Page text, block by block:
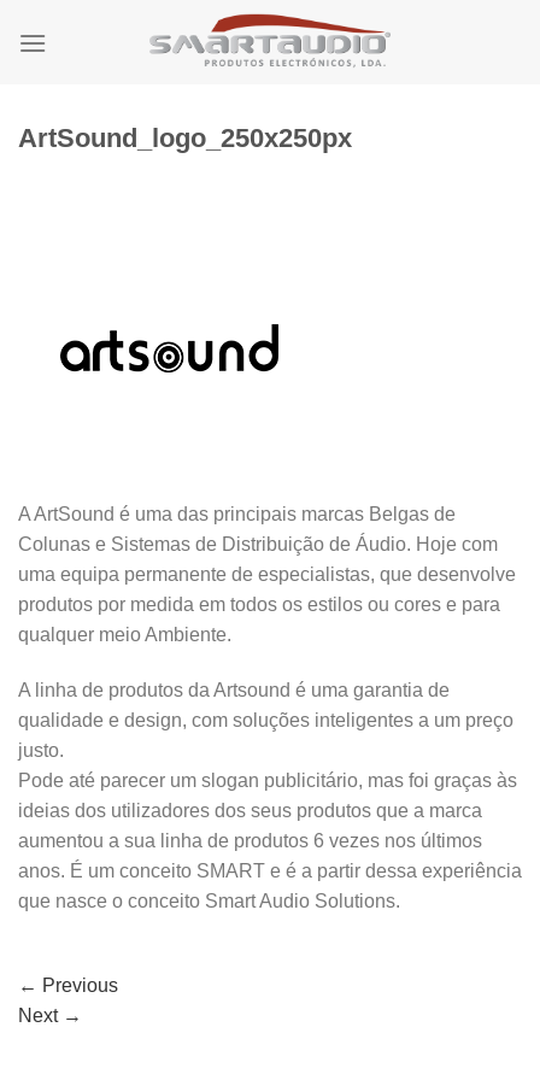
ArtSound_logo_250x250px
A ArtSound é uma das principais marcas Belgas de
Colunas e Sistemas de Distribuição de Áudio. Hoje com
uma equipa permanente de especialistas, que desenvolve
produtos por medida em todos os estilos ou cores e para
qualquer meio Ambiente.
A linha de produtos da Artsound é uma garantia de
qualidade e design, com soluções inteligentes a um preço
justo.
Pode até parecer um slogan publicitário, mas foi graças às
ideias dos utilizadores dos seus produtos que a marca
aumentou a sua linha de produtos 6 vezes nos últimos
anos. É um conceito SMART e é a partir dessa experiência
que nasce o conceito Smart Audio Solutions.
← Previous
Next →